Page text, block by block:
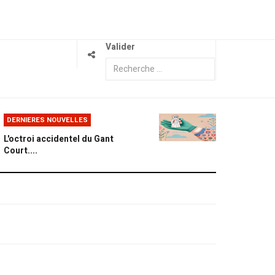
Valider
DERNIERES NOUVELLES
L'octroi accidentel du Gant
Court....